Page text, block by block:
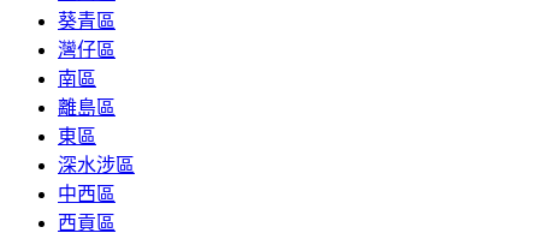
葵青區
灣仔區
南區
離島區
東區
深水涉區
中西區
西貢區